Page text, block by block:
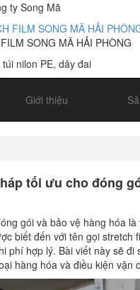
ty Song Mã
SONG MÃ HẢI PHÒNG
nilon PE, dây đai
Giới thiệu
tối ưu cho đóng
gói và bảo vệ hàng hóa
biết đến với tên gọi
phí hợp lý. Bài viết này sẽ
hàng hóa và điều kiện vận